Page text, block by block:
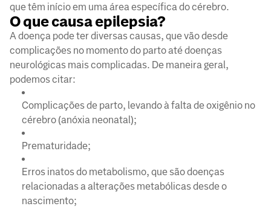
que têm início em uma área específica do cérebro.
O que causa epilepsia?
A doença pode ter diversas causas, que vão desde
complicações no momento do parto até doenças
neurológicas mais complicadas. De maneira geral,
podemos citar:
Complicações de parto, levando à falta de oxigênio no
cérebro (anóxia neonatal);
Prematuridade;
Erros inatos do metabolismo, que são doenças
relacionadas a alterações metabólicas desde o
nascimento;